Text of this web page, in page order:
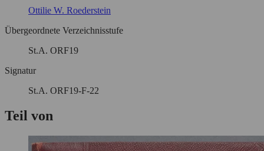
Ottilie W. Roederstein
Übergeordnete Verzeichnisstufe
St.A. ORF19
Signatur
St.A. ORF19-F-22
Teil von